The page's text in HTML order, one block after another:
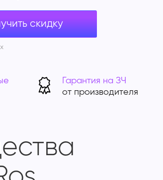
скидку
Гарантия на ЗЧ
от производителя